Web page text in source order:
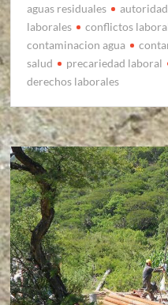
aguas residuales
laborales
conflictos
contaminacion agua
salud
precariedad laboral
derechos laborales